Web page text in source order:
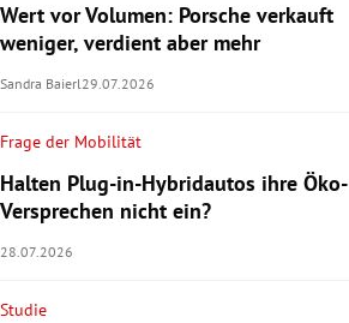
Wert vor Volumen: Porsche verkauft
weniger, verdient aber mehr
Sandra Baierl29.07.2026
Frage der Mobilität
Halten Plug-in-Hybridautos ihre Öko-
Versprechen nicht ein?
28.07.2026
Studie